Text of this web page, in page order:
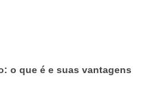
o que é e suas vantagens